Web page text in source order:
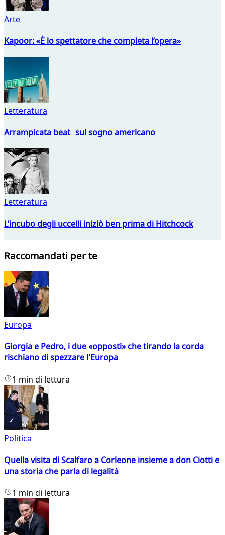
Arte
Kapoor: «È lo spettatore che completa l’opera»
Letteratura
Arrampicata beat sul sogno americano
Letteratura
L’incubo degli uccelli iniziò ben prima di Hitchcock
Raccomandati per te
Europa
Giorgia e Pedro, i due «opposti» che tirando la corda
rischiano di spezzare l'Europa
1 min di lettura
Politica
Quella visita di Scalfaro a Corleone insieme a don Ciotti e
una storia che parla di legalità
1 min di lettura